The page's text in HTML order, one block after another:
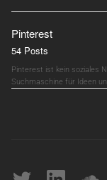
Pinterest
54 Posts
Pinterest ist kein soziales
Suchmaschine für Ideen
Twitter linkedin